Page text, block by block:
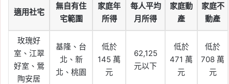
適用社宅
無自有住
宅範圍
家庭年
所得
每人平均
月所得
家庭動
產
家庭不
動產
玫瑰好
室、江翠
好室、鶯
陶安居
基隆、台
北、新
北、桃園
低於
145 萬
元
62,125
元以下
低於
471 萬
元
低於
708 萬
元